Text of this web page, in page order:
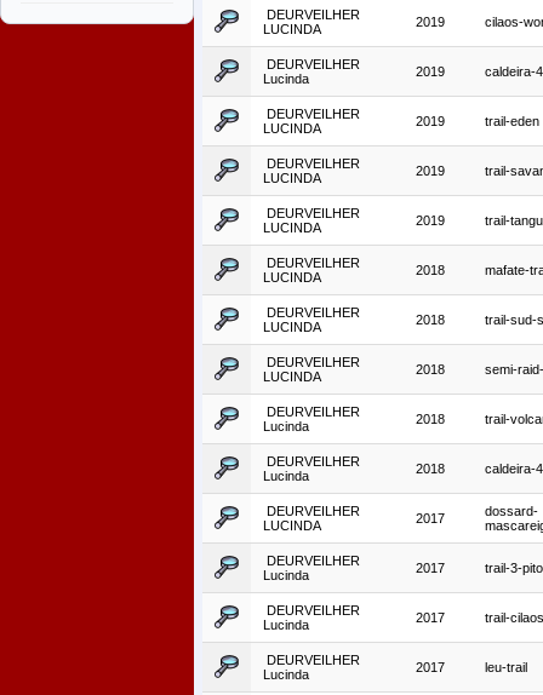
DEURVEILHER
LUCINDA
2019 cilaos-
DEURVEILHER
Lucinda
2019 caldeira-
DEURVEILHER
LUCINDA
2019 trail-eden
DEURVEILHER
LUCINDA
2019 trail-
DEURVEILHER
LUCINDA
2019 trail-
DEURVEILHER
LUCINDA
2018 mafate-
DEURVEILHER
LUCINDA
2018 trail-sud-
DEURVEILHER
LUCINDA
2018 semi-
DEURVEILHER
Lucinda
2018 trail-
DEURVEILHER
Lucinda
2018 caldeira-
DEURVEILHER
LUCINDA
2017
dossard-
DEURVEILHER
Lucinda
2017 trail-3-
DEURVEILHER
Lucinda
2017 trail-cilaos
DEURVEILHER
Lucinda
2017 leu-trail